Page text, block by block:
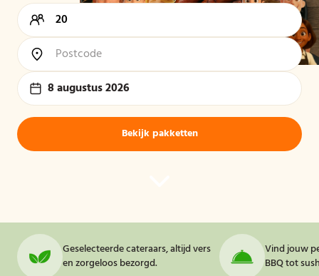
8 augustus 2026
Bekijk pakketten
Geselecteerde cateraars, altijd vers
en zorgeloos bezorgd.
Vind jouw
BBQ tot